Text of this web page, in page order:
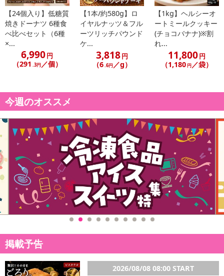
※d払い、PayPay、au PAY、au PAY（auかんたん決済）、ソフトバ
ンクまとめて支払い、楽天ペイ、メルペイ、AEON Pay、Amazon
Payでお支払いの場合、決済のため外部サイトへ遷移します。
※予約商品は決済手段ごとに定められた決済期限日にお支払いを完
了することがございます。ご了承いただいたうえでお申し込みくだ
さい。
※配送形態がメール便の商品については、商品の発送完了後、配送
伝票番号がマイページに表示されない場合もございます。
【配送日時の指定について】
※配送日時の指定が可能な商品の場合、商品によってご指定できる
配送日、配送時間が異なる可能性がございます。
カート機能をご利用の場合は、配送日時指定をご利用いただけませ
ん。
発送日カレンダー
【24個入り】低糖質
焼きドーナツ 6種食
べ比べセット（6種
×...
6,990円
（291 .3円／個）
【1本/約580g】ロ
イヤルナッツ＆フル
ーツリッチパウンド
ケ...
3,818円
（6.6円／g）
【1kg】ヘルシーオ
ートミールクッキー
(チョコバナナ)※割
れ...
11,800円
（1,180 円／袋）
今週のオススメ
掲載予告
2026/08/08 08:00 START